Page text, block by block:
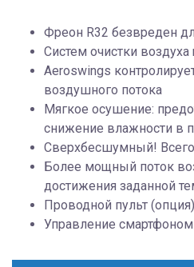
Фреон R32 безвреден
Систем очистки воздуха
Aeroswings
воздушного потока
Мягкое осушение:
снижение влажности в
Сверхбесшумный!
Более мощный поток
достижения заданной
Проводной пульт (опция)
Управление